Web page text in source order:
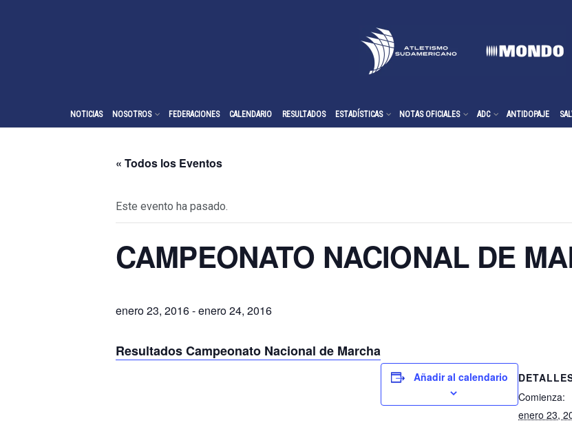
NOTICIAS NOSOTROS FEDERACIONES CALENDARIO RESULTADOS ESTADÍSTICAS NOTAS OFICIALES ADC ANTIDOPAJE
« Todos los Eventos
Este evento ha pasado.
CAMPEONATO NACIONAL DE
enero 23, 2016-enero 24, 2016
Resultados Campeonato Nacional de Marcha
Añadir al calendario
Comienza:
enero 23,